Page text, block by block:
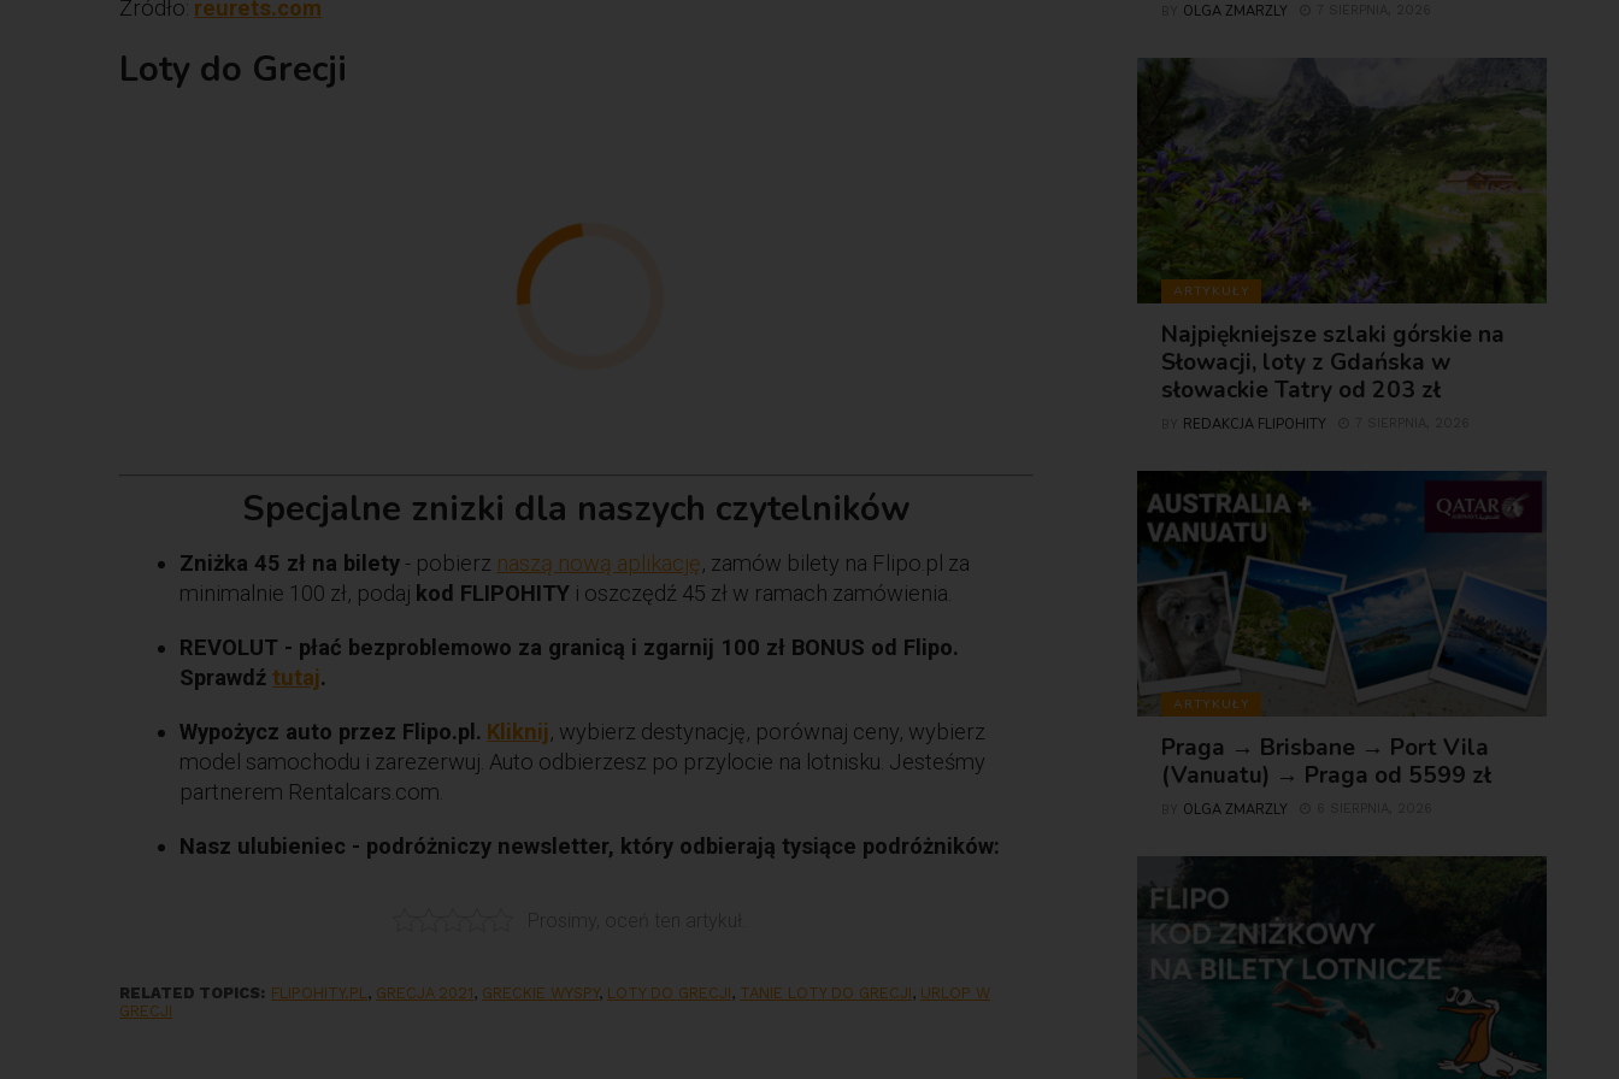
Źródło: reurets.com
Loty do Grecji
Specjalne znizki dla naszych czytelników
Zniżka 45 zł na bilety - pobierz naszą nową aplikację, zamów bilety na Flipo.pl za
minimalnie 100 zł, podaj kod FLIPOHITY i oszczędź 45 zł w ramach zamówienia.
REVOLUT - płać bezproblemowo za granicą i zgarnij 100 zł BONUS od Flipo.
Sprawdźtutaj.
Wypożycz auto przez Flipo.pl. Kliknij, wybierz destynację, porównaj ceny, wybierz
model samochodu i zarezerwuj. Auto odbierzesz po przylocie na lotnisku. Jesteśmy
partnerem Rentalcars.com.
Nasz ulubieniec - podróżniczy newsletter, który odbierają tysiące podróżników:
RELATED TOPICS: FLIPOHITY.PL , GRECJA 2021 , GRECKIE WYSPY, LOTY DO GRECJI , TANIE LOTY DO GRECJI , URLOP W
GRECJI
OLGA ZMARZLY
ARTYKUŁY
Najpiękniejsze szlaki górskie na
Słowacji, loty z Gdańska w
słowackie Tatry od 203 zł
REDAKCJA FLIPOHITY
ARTYKUŁY
Praga → Brisbane → Port Vila
(Vanuatu) → Praga od 5599 zł
OLGA ZMARZLY